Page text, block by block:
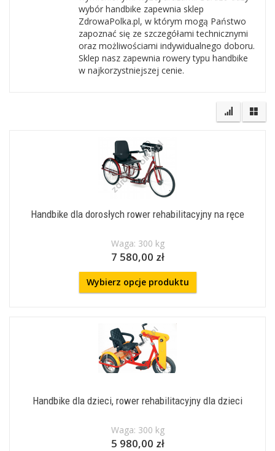
wybór handbike zapewnia sklep
ZdrowaPolka.pl, w którym mogą Państwo
zapoznać się ze szczegółami technicznymi
oraz możliwościami indywidualnego doboru.
Sklep nasz zapewnia rowery typu handbike
w najkorzystniejszej cenie.
Handbike dla dorosłych rower rehabilitacyjny na ręce
Waga: 300 kg
7 580,00 zł
Wybierz opcje produktu
Handbike dla dzieci, rower rehabilitacyjny dla dzieci
Waga: 300 kg
5 980,00 zł